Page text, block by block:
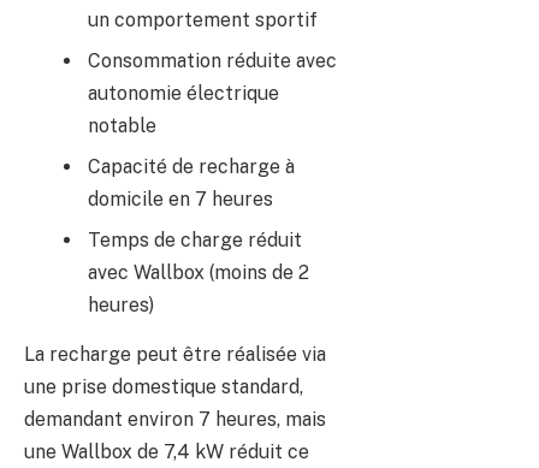
un comportement sportif
Consommation réduite avec
autonomie électrique
notable
Capacité de recharge à
domicile en 7 heures
Temps de charge réduit
avec Wallbox (moins de 2
heures)
La recharge peut être réalisée via
une prise domestique standard,
demandant environ 7 heures, mais
une Wallbox de 7,4 kW réduit ce